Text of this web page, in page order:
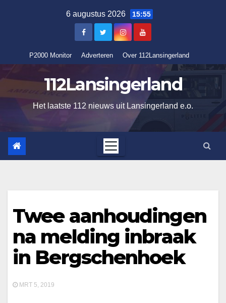
6 augustus 2026 15:55
P2000 Monitor Adverteren Over 112Lansingerland
112Lansingerland
Het laatste 112 nieuws uit Lansingerland e.o.
Twee aanhoudingen
na melding inbraak
in Bergschenhoek
MRT 5, 2019